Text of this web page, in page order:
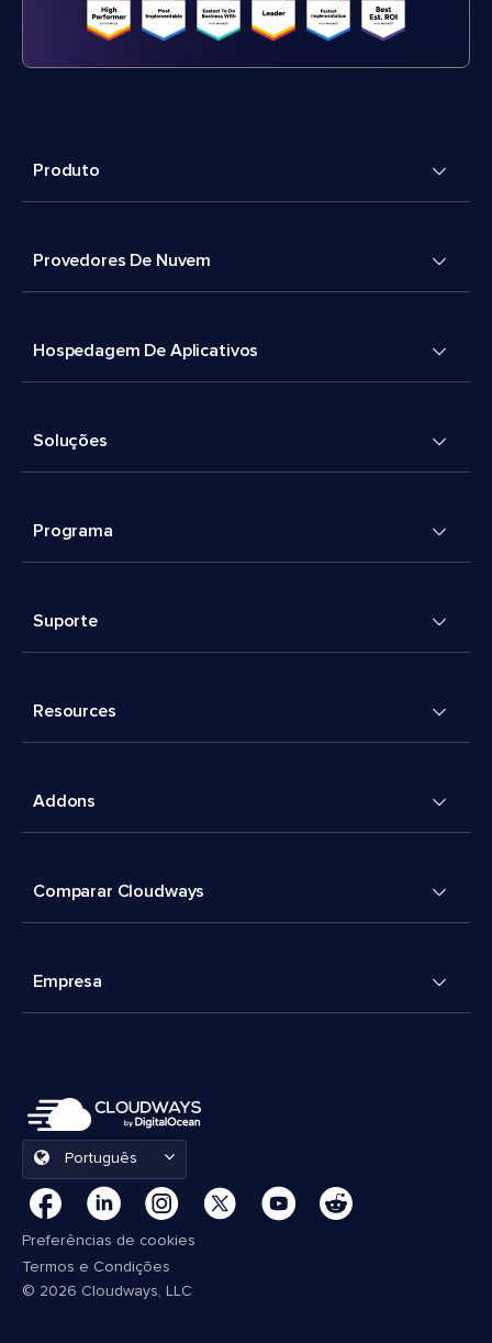
Produto
Provedores De Nuvem
Hospedagem De Aplicativos
Soluções
Programa
Suporte
Resources
Addons
Comparar Cloudways
Empresa
Português
Preferências de cookies
Termos e Condições
© 2026 Cloudways, LLC